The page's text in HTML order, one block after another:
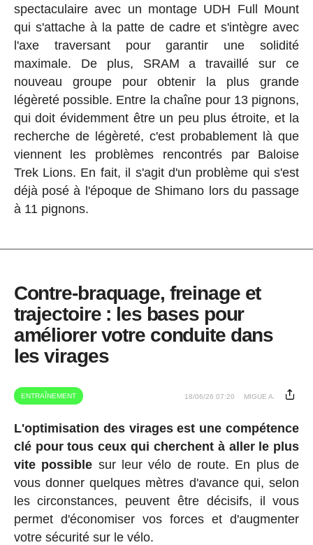
spectaculaire avec un montage UDH Full Mount
qui s'attache à la patte de cadre et s'intègre avec
l'axe traversant pour garantir une solidité
maximale. De plus, SRAM a travaillé sur ce
nouveau groupe pour obtenir la plus grande
légèreté possible. Entre la chaîne pour 13 pignons,
qui doit évidemment être un peu plus étroite, et la
recherche de légèreté, c'est probablement là que
viennent les problèmes rencontrés par Baloise
Trek Lions. En fait, il s'agit d'un problème qui s'est
déjà posé à l'époque de Shimano lors du passage
à 11 pignons.
Contre-braquage, freinage et
trajectoire : les bases pour
améliorer votre conduite dans
les virages
ENTRAÎNEMENT 18/06/26 07:20 MIGUE A.
L'optimisation des virages est une compétence
clé pour tous ceux qui cherchent à aller le plus
vite possible sur leur vélo de route. En plus de
vous donner quelques mètres d'avance qui, selon
les circonstances, peuvent être décisifs, il vous
permet d'économiser vos forces et d'augmenter
votre sécurité sur le vélo.